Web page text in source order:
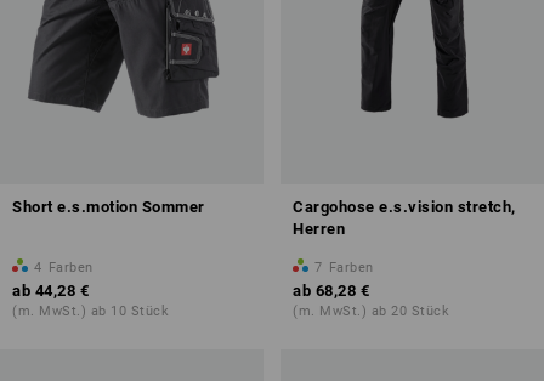
Short e.s.motion Sommer
4 Farben
ab 44,28 €
(m. MwSt.) ab 10 Stück
Cargohose e.s.vision stretch,
Herren
7 Farben
ab 68,28 €
(m. MwSt.) ab 20 Stück